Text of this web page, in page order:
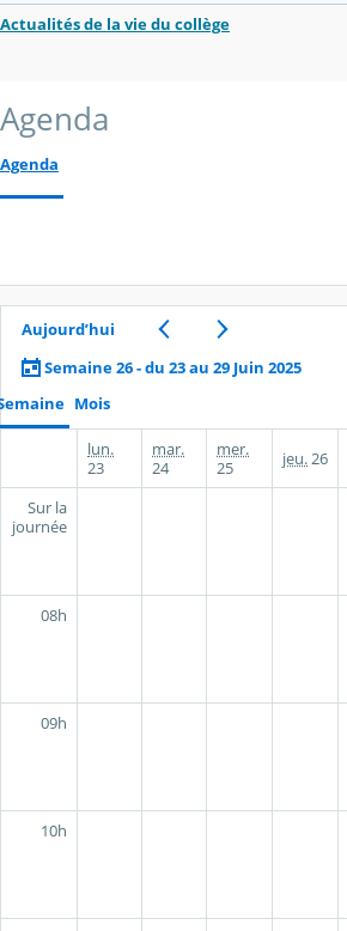
Actualités de la vie du collège
Agenda
Agenda
Aujourd’hui
Semaine 26 - du 23 au 29 Juin 2025
Mois
lun.
23
mar.
24
mer.
25
jeu.26
Sur la
journée
08h
09h
10h